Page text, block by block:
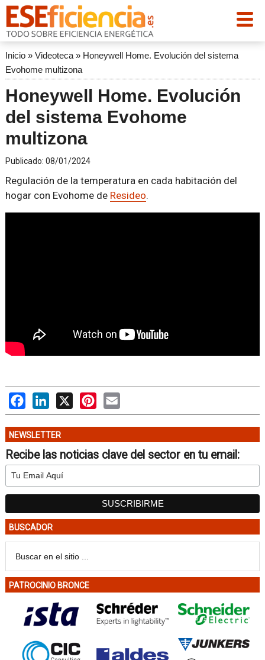
Inicio» Videoteca» Honeywell Home. Evolución del sistema
Evohome multizona
Honeywell Home. Evolución
del sistema Evohome
multizona
Publicado: 08/01/2024
Regulación de la temperatura en cada habitación del
hogar con Evohome de Resideo.
FacebookLinkedIn
X PinterestEmail
NEWSLETTER
Recibe las noticias clave del sector en tu email:
BUSCADOR
PATROCINIO BRONCE